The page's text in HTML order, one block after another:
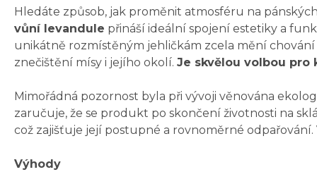
Hledáte způsob, jak proměnit atmosféru na
vůní levandule přináší ideální spojení estetiky a
unikátně rozmístěným jehličkám zcela mění
znečištění mísy i jejího okolí. Je skvělou volbou pro
Mimořádná pozornost byla při vývoji věnována
zaručuje, že se produkt po skončení životnosti na
což zajišťuje její postupné a rovnoměrné odpařování.
Výhody